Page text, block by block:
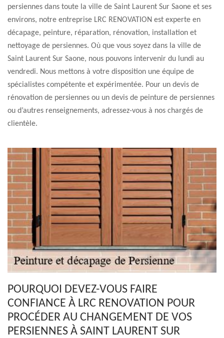
persiennes dans toute la ville de Saint Laurent Sur Saone et ses
environs, notre entreprise LRC RENOVATION est experte en
décapage, peinture, réparation, rénovation, installation et
nettoyage de persiennes. Où que vous soyez dans la ville de
Saint Laurent Sur Saone, nous pouvons intervenir du lundi au
vendredi. Nous mettons à votre disposition une équipe de
spécialistes compétente et expérimentée. Pour un devis de
rénovation de persiennes ou un devis de peinture de persiennes
ou d’autres renseignements, adressez-vous à nos chargés de
clientèle.
POURQUOI DEVEZ-VOUS FAIRE
CONFIANCE À LRC RENOVATION POUR
PROCÉDER AU CHANGEMENT DE VOS
PERSIENNES À SAINT LAURENT SUR